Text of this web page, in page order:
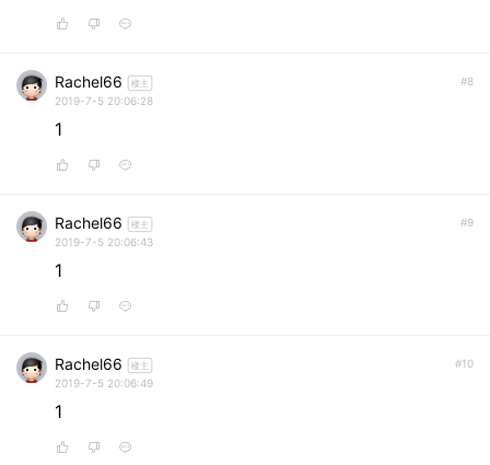
#8
Rachel66 楼主
2019-7-5 20:06:28
1
#9
Rachel66 楼主
2019-7-5 20:06:43
1
#10
Rachel66 楼主
2019-7-5 20:06:49
1